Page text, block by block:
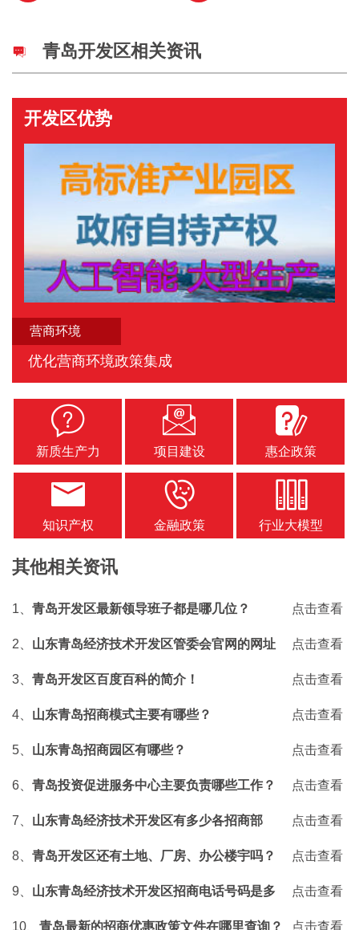
青岛开发区相关资讯
开发区优势
营商环境
优化营商环境政策集成
新质生产力 项目建设 惠企政策
知识产权 金融政策 行业大模型
其他相关资讯
点击查看
1、 青岛开发区最新领导班子都是哪几位？
点击查看
2、 山东青岛经济技术开发区管委会官网的网址
是什么？ 点击查看
3、 青岛开发区百度百科的简介！
点击查看
4、 山东青岛招商模式主要有哪些？
点击查看
5、 山东青岛招商园区有哪些？
点击查看
6、 青岛投资促进服务中心主要负责哪些工作？
点击查看
7、 山东青岛经济技术开发区有多少各招商部
门？ 点击查看
8、 青岛开发区还有土地、厂房、办公楼宇吗？
点击查看
9、 山东青岛经济技术开发区招商电话号码是多
少？ 点击查看
10、 青岛最新的招商优惠政策文件在哪里查询？